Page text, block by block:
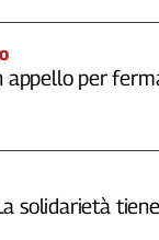
appello per
solidarietà